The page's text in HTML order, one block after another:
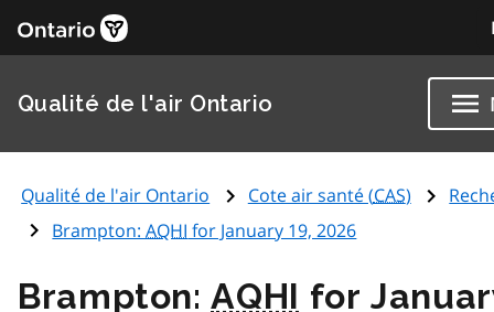
Qualité de l'air Ontario
Qualité de l'air Ontario Cote air santé (CAS)
Brampton:AQHI for January 19, 2026
Brampton:AQHI for